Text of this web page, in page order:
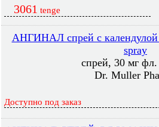
3061 tenge
АНГИНАЛ спрей с
spray
спрей, 30 мг
Dr. Muller
Доступно под заказ